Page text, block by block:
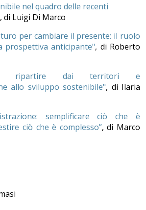
nel quadro delle recenti
di Luigi Di Marco
per cambiare il presente: il ruolo
prospettiva anticipante", di Roberto
ripartire dai territori e
allo sviluppo sostenibile", di Ilaria
semplificare ciò che è
ciò che è complesso”, di Marco